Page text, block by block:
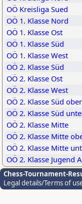
OÖ Kreisliga Sued
OÖ 1. Klasse Nord
OÖ 1. Klasse Ost
OÖ 1. Klasse Süd
OÖ 1. Klasse West
OÖ 2. Klasse Süd
OÖ 2. Klasse Ost
OÖ 2. Klasse West
OÖ 2. Klasse Süd
OÖ 2. Klasse Süd
OÖ 2. Klasse Mitte
OÖ 2. Klasse Mitte
OÖ 2. Klasse Mitte
OÖ 2. Klasse Jugend A
Chess-Tournament-
Legal details/Terms of